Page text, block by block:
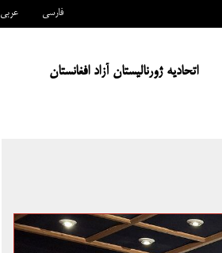
عربی فارسی
اتحادیه ژورنالیستان آزاد افغانستان